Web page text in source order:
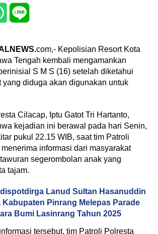
com,- Kepolisian Resort Kota
Tengah kembali mengamankan
S M S (16) setelah diketahui
yang diduga akan digunakan untuk
Cilacap, Iptu Gatot Tri Hartanto,
kejadian ini berawal pada hari Senin,
pukul 22.15 WIB, saat tim Patroli
informasi dari masyarakat
segerombolan anak yang
tajam.
Lanud Sultan Hasanuddin
Kabupaten Pinrang Melepas Parade
Bumi Lasinrang Tahun 2025
tersebut, tim Patroli Polresta